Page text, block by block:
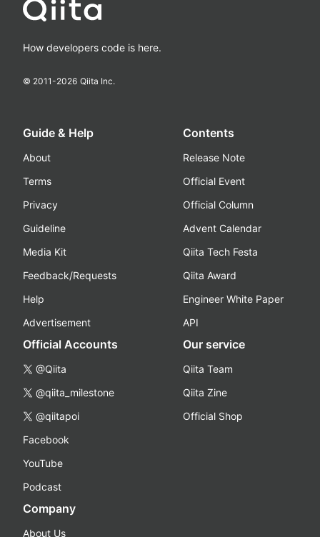
How developers code is here.
© 2011-2026 Qiita Inc.
Guide & Help
About
Terms
Privacy
Guideline
Media Kit
Feedback/Requests
Help
Advertisement
Contents
Release Note
Official Event
Official Column
Advent Calendar
Qiita Tech Festa
Qiita Award
Engineer White Paper
API
Official Accounts
@Qiita
@qiita_milestone
@qiitapoi
Facebook
YouTube
Podcast
Our service
Qiita Team
Qiita Zine
Official Shop
Company
About Us